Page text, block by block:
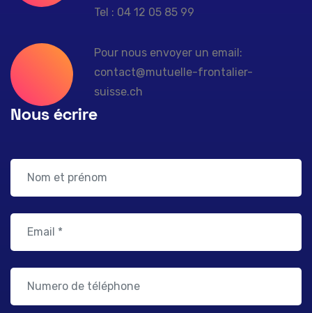
Tel : 04 12 05 85 99
Pour nous envoyer un email:
contact@mutuelle-frontalier-
suisse.ch
Nous écrire